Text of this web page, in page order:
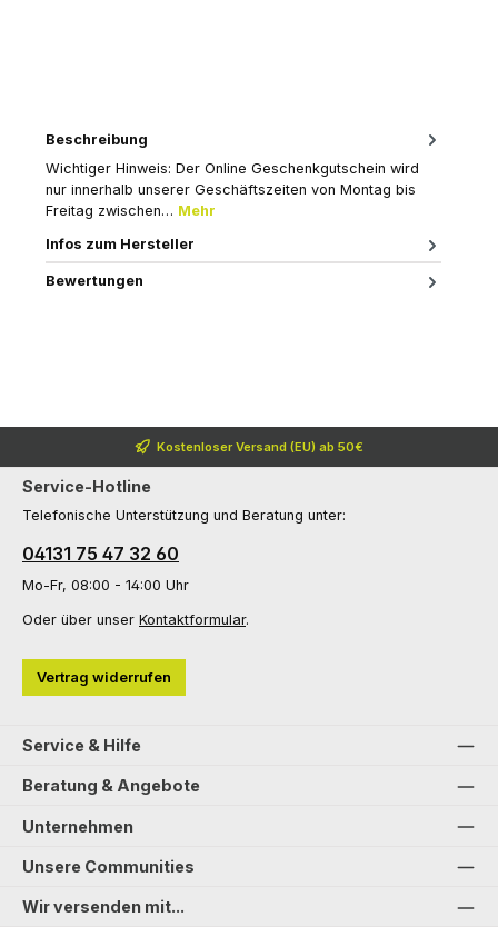
Beschreibung
Wichtiger Hinweis: Der Online Geschenkgutschein wird
nur innerhalb unserer Geschäftszeiten von Montag bis
Freitag zwischen… Mehr
Infos zum Hersteller
Bewertungen
Kostenloser Versand (EU) ab 50€
Service-Hotline
Telefonische Unterstützung und Beratung unter:
04131 75 47 32 60
Mo-Fr, 08:00 - 14:00 Uhr
Oder über unser Kontaktformular.
Vertrag widerrufen
Service & Hilfe
Beratung & Angebote
Unternehmen
Unsere Communities
Wir versenden mit...